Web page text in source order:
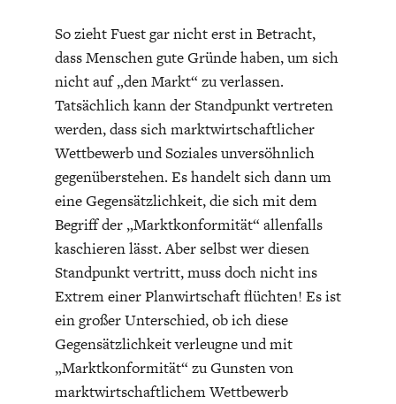
So zieht Fuest gar nicht erst in Betracht,
dass Menschen gute Gründe haben, um sich
nicht auf „den Markt“ zu verlassen.
Tatsächlich kann der Standpunkt vertreten
werden, dass sich marktwirtschaftlicher
Wettbewerb und Soziales unversöhnlich
gegenüberstehen. Es handelt sich dann um
eine Gegensätzlichkeit, die sich mit dem
Begriff der „Marktkonformität“ allenfalls
kaschieren lässt. Aber selbst wer diesen
Standpunkt vertritt, muss doch nicht ins
Extrem einer Planwirtschaft flüchten! Es ist
ein großer Unterschied, ob ich diese
Gegensätzlichkeit verleugne und mit
„Marktkonformität“ zu Gunsten von
marktwirtschaftlichem Wettbewerb